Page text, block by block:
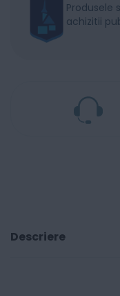
Produsele
achizitii
Descriere